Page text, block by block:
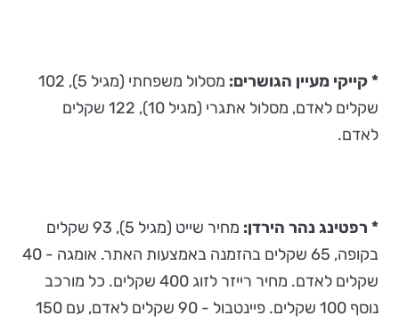
* קייקי מעיין הגושרים:
מסלול משפחתי (מגיל 5), 102
שקלים לאדם, מסלול אתגרי (מגיל 10), 122 שקלים
לאדם.
* רפטינג נהר הירדן:
מחיר שייט (מגיל 5), 93 שקלים
בקופה, 65 שקלים בהזמנה באמצעות האתר. אומגה - 40
שקלים לאדם. מחיר רייזר לזוג 400 שקלים. כל מורכב
נוסף 100 שקלים. פיינטבול - 90 שקלים לאדם, עם 150